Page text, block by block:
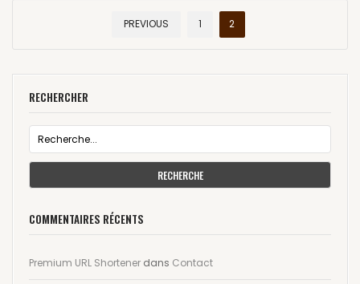
PREVIOUS 1 2
RECHERCHER
RECHERCHE
COMMENTAIRES RÉCENTS
Premium URL Shortener dans Contact